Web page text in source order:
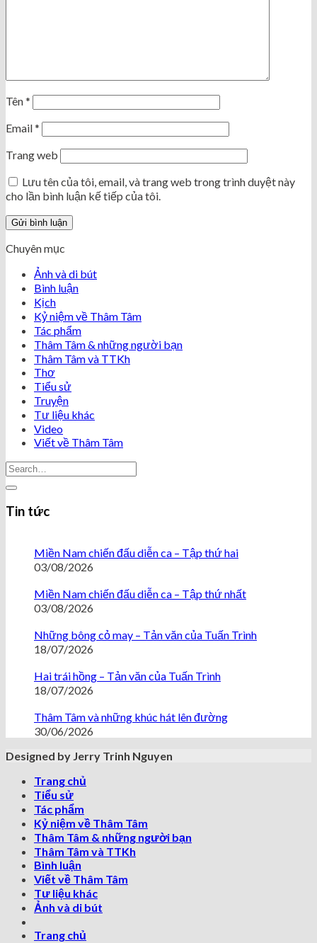
Tên*
Email*
Trang web
Lưu tên của tôi, email, và trang web trong trình duyệt này
cho lần bình luận kế tiếp của tôi.
Chuyên mục
Ảnh và di bút
Bình luận
Kịch
Kỷ niệm về Thâm Tâm
Tác phẩm
Thâm Tâm & những người bạn
Thâm Tâm và TTKh
Thơ
Tiểu sử
Truyện
Tư liệu khác
Video
Viết về Thâm Tâm
Tin tức
Miền Nam chiến đấu diễn ca – Tập thứ hai
03/08/2026
Miền Nam chiến đấu diễn ca – Tập thứ nhất
03/08/2026
Những bông cỏ may – Tản văn của Tuấn Trình
18/07/2026
Hai trái hồng – Tản văn của Tuấn Trình
18/07/2026
Thâm Tâm và những khúc hát lên đường
30/06/2026
Designed by Jerry Trinh Nguyen
Trang chủ
Tiểu sử
Tác phẩm
Kỷ niệm về Thâm Tâm
Thâm Tâm & những người bạn
Thâm Tâm và TTKh
Bình luận
Viết về Thâm Tâm
Tư liệu khác
Ảnh và di bút
Trang chủ